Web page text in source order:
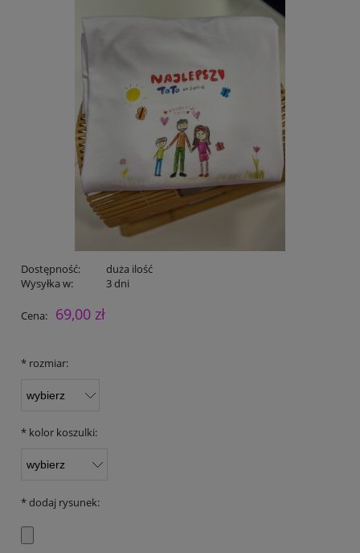
Dostępność:
duża ilość
Wysyłka w:
3 dni
Cena: 69,00 zł
* rozmiar:
* kolor koszulki:
*dodaj rysunek: